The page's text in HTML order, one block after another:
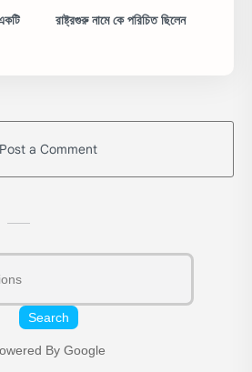
রাষ্ট্রগুরু নামে কে পরিচিত ছিলেন
Post a Comment
Search
By Google